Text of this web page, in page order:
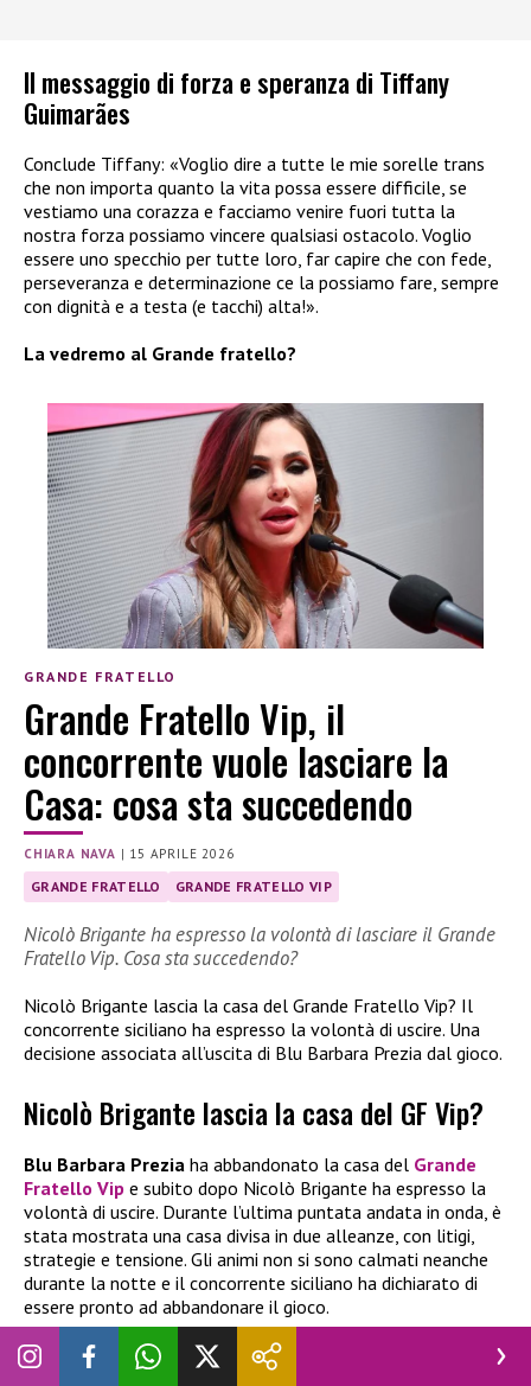
Il messaggio di forza e speranza di Tiffany
Guimarães
Conclude Tiffany: «Voglio dire a tutte le mie sorelle trans
che non importa quanto la vita possa essere difficile, se
vestiamo una corazza e facciamo venire fuori tutta la
nostra forza possiamo vincere qualsiasi ostacolo. Voglio
essere uno specchio per tutte loro, far capire che con fede,
perseveranza e determinazione ce la possiamo fare, sempre
con dignità e a testa (e tacchi) alta!».
La vedremo al Grande fratello?
GRANDE FRATELLO
Grande Fratello Vip, il
concorrente vuole lasciare la
Casa: cosa sta succedendo
CHIARA NAVA | 15 APRILE 2026
GRANDE FRATELLO GRANDE FRATELLO VIP
Nicolò Brigante ha espresso la volontà di lasciare il Grande
Fratello Vip. Cosa sta succedendo?
Nicolò Brigante lascia la casa del Grande Fratello Vip? Il
concorrente siciliano ha espresso la volontà di uscire. Una
decisione associata all’uscita di Blu Barbara Prezia dal gioco.
Nicolò Brigante lascia la casa del GF Vip?
Blu Barbara Prezia ha abbandonato la casa del Grande
Fratello Vip e subito dopo Nicolò Brigante ha espresso la
volontà di uscire. Durante l’ultima puntata andata in onda, è
stata mostrata una casa divisa in due alleanze, con litigi,
strategie e tensione. Gli animi non si sono calmati neanche
durante la notte e il concorrente siciliano ha dichiarato di
essere pronto ad abbandonare il gioco.